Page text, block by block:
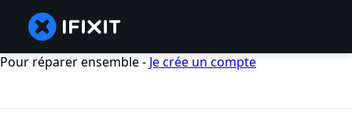
Pour réparer ensemble - Je crée un compte